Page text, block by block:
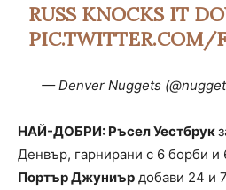
RUSS KNOCKS IT
PIC.TWITTER.COM/
— Denver Nuggets
НАЙ-ДОБРИ: Ръсел Уестбрук
Денвър, гарнирани с 6 борби и
Портър Джуниър добави 24 и